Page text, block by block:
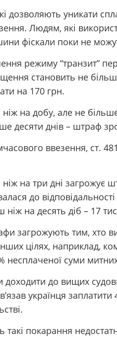
дозволяють уникати
Людям, які
фіскали поки не
режиму “транзит”
становить не
на 170 грн.
на добу, але не
десяти днів – штраф
ввезення, ст.
на три дні загрожує
до
на десять діб – 17
загрожують тим, хто
цілях, наприклад,
несплаченої суми
доходити до вищих
українця
покарання